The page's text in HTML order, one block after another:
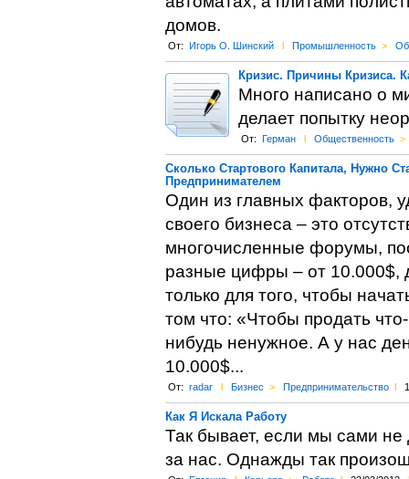
домов.
От: Игорь О. Шинский l Промышленность >
Кризис. Причины Кризиса.
Много написано о
делает попытку
От: Герман l Общественность >
Сколько Стартового Капитала, Нужно
Предпринимателем
Один из главных факторов,
своего бизнеса – это
многочисленные форумы,
разные цифры – от 10.000$,
только для того, чтобы
том что: «Чтобы продать
нибудь ненужное. А у нас
10.000$...
От: radar l Бизнес > Предпринимательство l
Как Я Искала Работу
Так бывает, если мы сами
за нас. Однажды так